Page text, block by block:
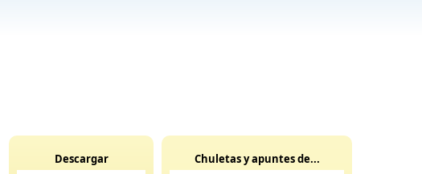
Descargar Chuletas y apuntes de...